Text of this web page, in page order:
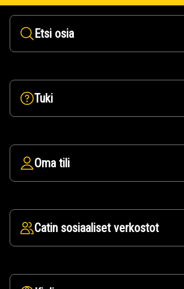
Etsi osia
Tuki
Oma tili
Catin sosiaaliset verkostot